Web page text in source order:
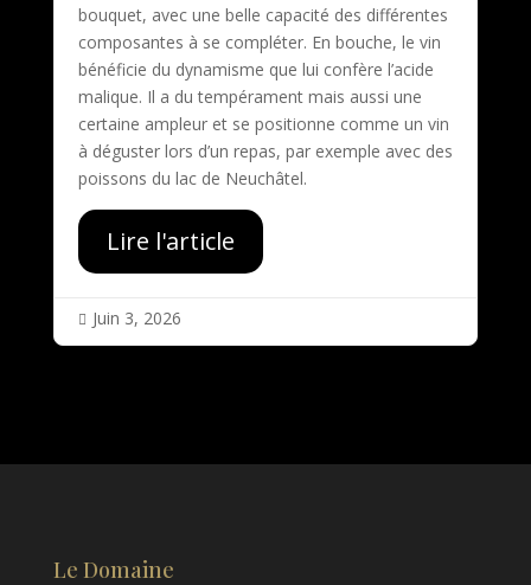
bouquet, avec une belle capacité des différentes
composantes à se compléter. En bouche, le vin
bénéficie du dynamisme que lui confère l’acide
malique. Il a du tempérament mais aussi une
certaine ampleur et se positionne comme un vin
à déguster lors d’un repas, par exemple avec des
poissons du lac de Neuchâtel.
Lire l'article
 Juin 3, 2026
Le Domaine